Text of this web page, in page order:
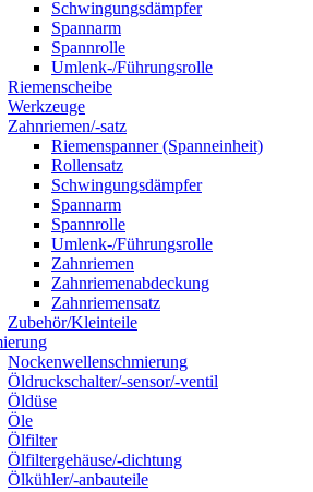
Schwingungsdämpfer
Spannarm
Spannrolle
Umlenk-/Führungsrolle
Riemenscheibe
Werkzeuge
Zahnriemen/-satz
Riemenspanner (Spanneinheit)
Rollensatz
Schwingungsdämpfer
Spannarm
Spannrolle
Umlenk-/Führungsrolle
Zahnriemen
Zahnriemenabdeckung
Zahnriemensatz
Zubehör/Kleinteile
Nockenwellenschmierung
Öldruckschalter/-sensor/-ventil
Öldüse
Öle
Ölfilter
Ölfiltergehäuse/-dichtung
Ölkühler/-anbauteile